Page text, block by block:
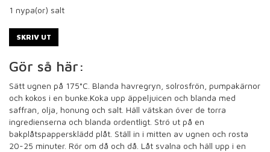
1 nypa(or) salt
SKRIV UT
Gör så här:
Sätt ugnen på 175°C. Blanda havregryn, solrosfrön, pumpakärnor
och kokos i en bunke.Koka upp äppeljuicen och blanda med
saffran, olja, honung och salt. Häll vätskan över de torra
ingredienserna och blanda ordentligt. Strö ut på en
bakplåtspappersklädd plåt. Ställ in i mitten av ugnen och rosta
20-25 minuter. Rör om då och då. Låt svalna och häll upp i en